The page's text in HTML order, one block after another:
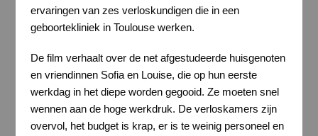
ervaringen van zes verloskundigen die in een
geboortekliniek in Toulouse werken.
De film verhaalt over de net afgestudeerde huisgenoten
en vriendinnen Sofia en Louise, die op hun eerste
werkdag in het diepe worden gegooid. Ze moeten snel
wennen aan de hoge werkdruk. De verloskamers zijn
overvol, het budget is krap, er is te weinig personeel en